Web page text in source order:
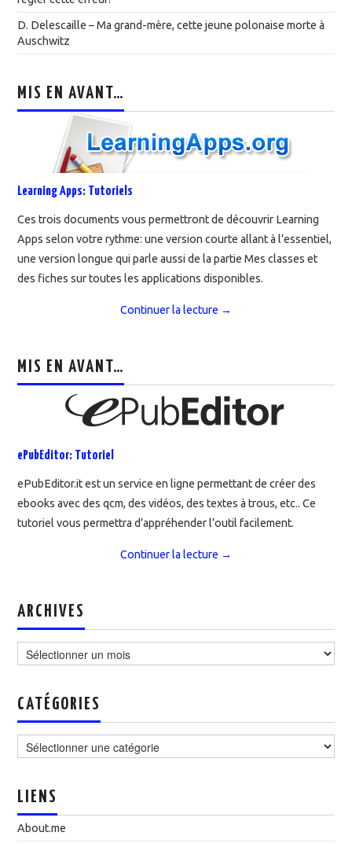
D. Delescaille – Ma grand-mère, cette jeune polonaise morte à
Auschwitz
MIS EN AVANT…
Learning Apps: Tutoriels
Ces trois documents vous permettront de découvrir Learning
Apps selon votre rythme: une version courte allant à l’essentiel,
une version longue qui parle aussi de la partie Mes classes et
des fiches sur toutes les applications disponibles.
Continuer la lecture →
MIS EN AVANT…
ePubEditor: Tutoriel
ePubEditor.it est un service en ligne permettant de créer des
ebooks avec des qcm, des vidéos, des textes à trous, etc.. Ce
tutoriel vous permettra d’appréhender l’outil facilement.
Continuer la lecture →
ARCHIVES
CATÉGORIES
LIENS
About.me